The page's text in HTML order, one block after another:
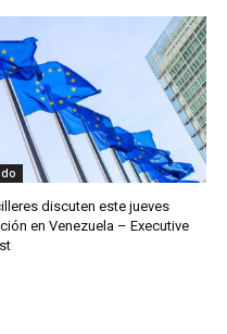
discuten este jueves
en Venezuela – Executive